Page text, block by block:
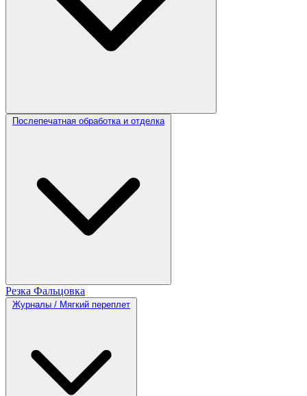
Послепечатная обработка и отделка
Резка Фальцовка
Журналы / Мягкий переплет